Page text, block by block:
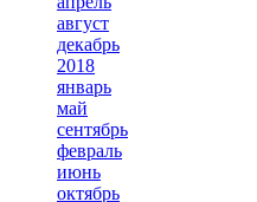
август
декабрь
2018
январь
май
сентябрь
февраль
июнь
октябрь